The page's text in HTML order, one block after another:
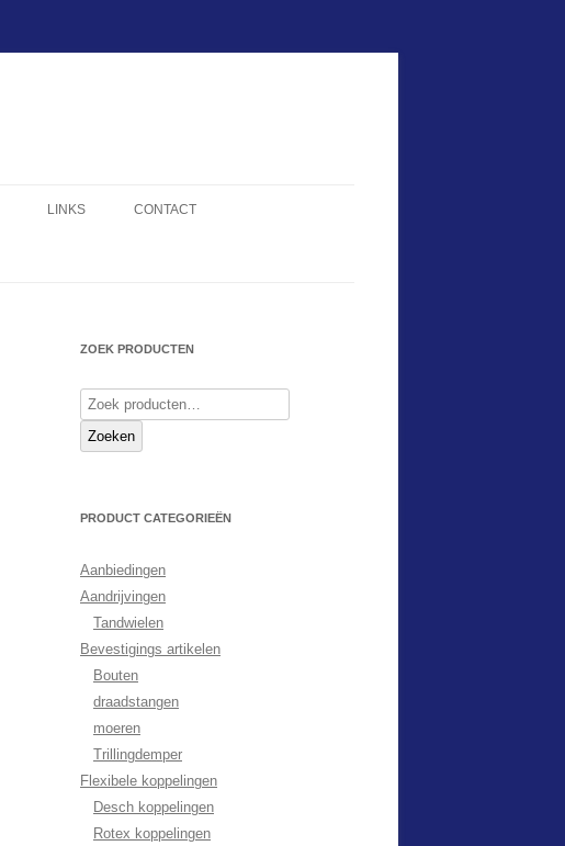
LINKS CONTACT
ZOEK PRODUCTEN
Zoeken
naar:
Zoeken
PRODUCT CATEGORIEËN
Aanbiedingen
Aandrijvingen
Tandwielen
Bevestigings artikelen
Bouten
draadstangen
moeren
Trillingdemper
Flexibele koppelingen
Desch koppelingen
Rotex koppelingen